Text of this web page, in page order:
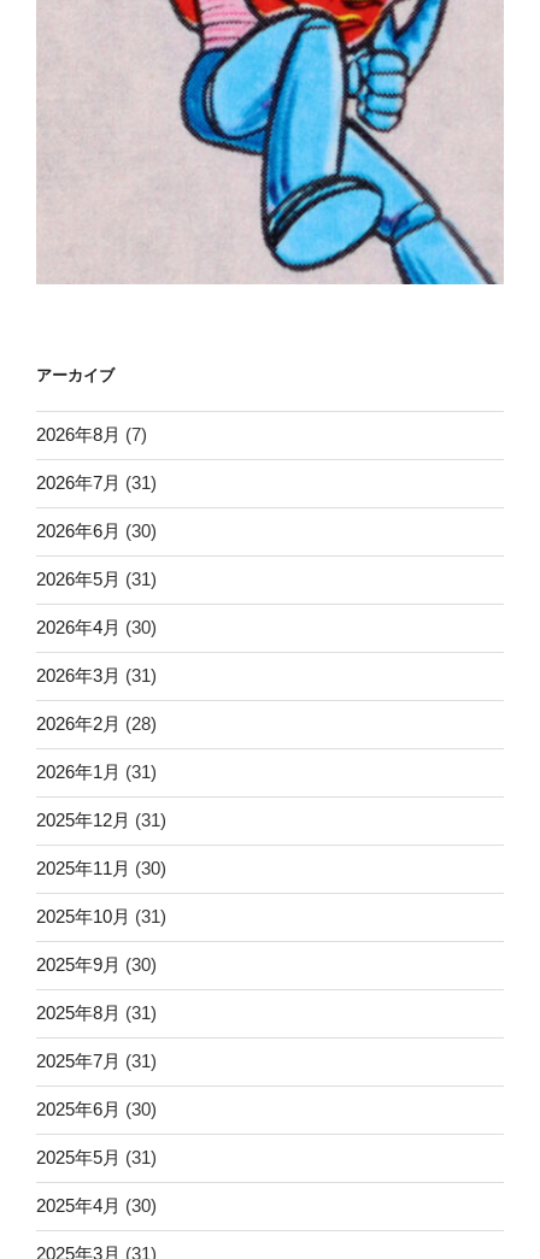
アーカイブ
2026年8月 (7)
2026年7月 (31)
2026年6月 (30)
2026年5月 (31)
2026年4月 (30)
2026年3月 (31)
2026年2月 (28)
2026年1月 (31)
2025年12月 (31)
2025年11月 (30)
2025年10月 (31)
2025年9月 (30)
2025年8月 (31)
2025年7月 (31)
2025年6月 (30)
2025年5月 (31)
2025年4月 (30)
2025年3月 (31)